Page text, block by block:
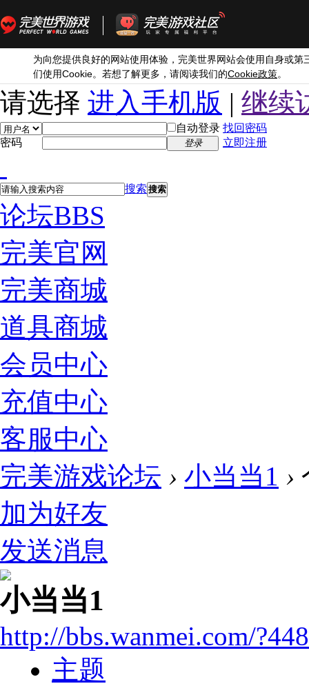
为向您提供良好的网站使用体验，完美世界网站会使用自身或第
们使用Cookie。若想了解更多，请阅读我们的Cookie政策。
请选择 进入手机版 | 继续
自动登录 找回密码
密码
登录 立即注册
搜索 搜索
论坛BBS
完美官网
完美商城
道具商城
会员中心
充值中心
客服中心
完美游戏论坛 › 小当当1 ›
加为好友
发送消息
小当当1
http://bbs.wanmei.com/
主题